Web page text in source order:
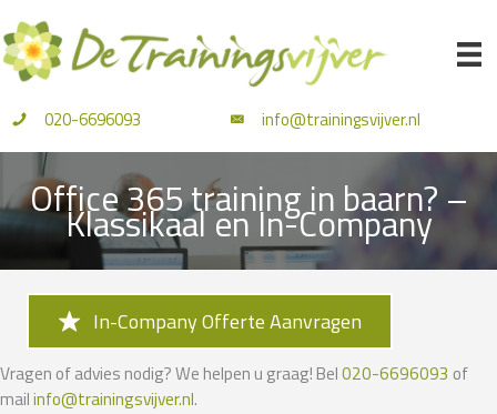
naar
de
inhoud
020-6696093 info@trainingsvijver.nl
Office 365 training in baarn? –
Klassikaal en In-Company
In-Company Offerte Aanvragen
Vragen of advies nodig? We helpen u graag! Bel020-6696093 of
mailinfo@trainingsvijver.nl.